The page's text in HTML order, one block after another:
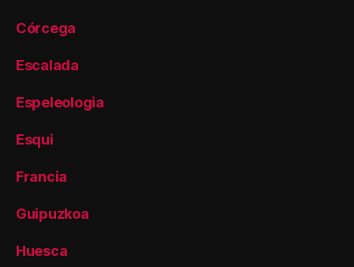
Córcega
Escalada
Espeleologia
Esqui
Francia
Guipuzkoa
Huesca